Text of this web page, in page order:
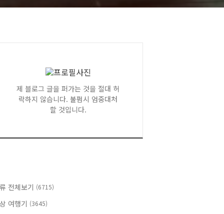
제 블로그 글을 퍼가는 것을 절대 허
락하지 않습니다. 불펌시 엄중대처
할 것입니다.
전체보기 (6715)
여행기 (3645)